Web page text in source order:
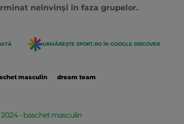
neînvinși în faza grupelor.
URMĂREȘTE SPORT.RO ÎN GOOGLE DISCOVER
masculin dream team
- baschet masculin